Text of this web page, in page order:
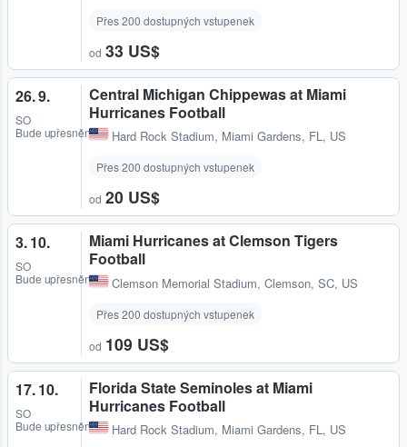
Přes 200 dostupných vstupenek
od 33 US$
26. 9.
SO
Bude upřesněno
Central Michigan Chippewas at Miami
Hurricanes Football
Hard Rock Stadium, Miami Gardens, FL, US
Přes 200 dostupných vstupenek
od 20 US$
3. 10.
SO
Bude upřesněno
Miami Hurricanes at Clemson Tigers
Football
Clemson Memorial Stadium, Clemson, SC, US
Přes 200 dostupných vstupenek
od 109 US$
17. 10.
SO
Bude upřesněno
Florida State Seminoles at Miami
Hurricanes Football
Hard Rock Stadium, Miami Gardens, FL, US